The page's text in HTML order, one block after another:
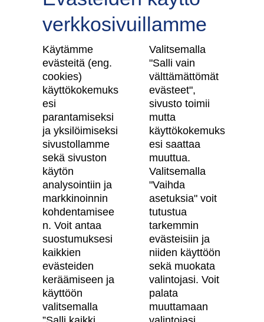
Tilaa uutiskirje
Skanska Kodit
Artikkelit
Digitaalinen asuntokauppa
Asiakkaiden kokemuksia meistä
Vastuullisuus
Tietosuojaseloste
Käyttöehdot
Evästeasetukset
Saavutettavuusseloste
verkkosivuillamme
Käytämme
evästeitä (eng.
cookies)
käyttökokemuks
esi
parantamiseksi
ja yksilöimiseksi
sivustollamme
sekä sivuston
käytön
analysointiin ja
markkinoinnin
kohdentamisee
n. Voit antaa
suostumuksesi
kaikkien
evästeiden
keräämiseen ja
käyttöön
valitsemalla
Valitsemalla
"Salli vain
välttämättömät
evästeet",
sivusto toimii
mutta
käyttökokemuks
esi saattaa
muuttua.
Valitsemalla
"Vaihda
asetuksia" voit
tutustua
tarkemmin
evästeisiin ja
niiden käyttöön
sekä muokata
valintojasi. Voit
palata
muuttamaan